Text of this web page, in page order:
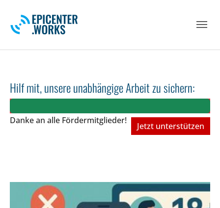
Hilf mit, unsere unabhängige Arbeit zu sichern:
Danke an alle Fördermitglieder!
Jetzt unterstützen